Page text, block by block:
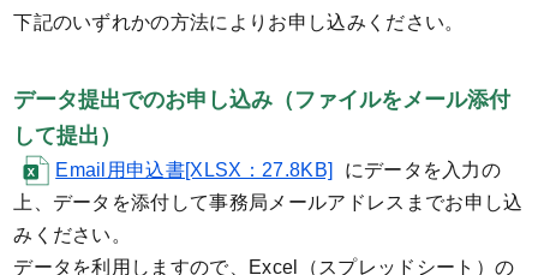
下記のいずれかの方法によりお申し込みください。
データ提出でのお申し込み（ファイルをメール添付
して提出）
Email用申込書[XLSX：27.8KB]
にデータを入力の
上、データを添付して事務局メールアドレスまでお申し込
みください。
データを利用しますので、Excel（スプレッドシート）の